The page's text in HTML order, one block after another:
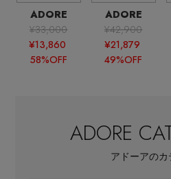
ADORE
¥33,000
¥13,860
58%OFF
ADORE
¥42,900
¥21,879
49%OFF
ADORE
アドーアのカ